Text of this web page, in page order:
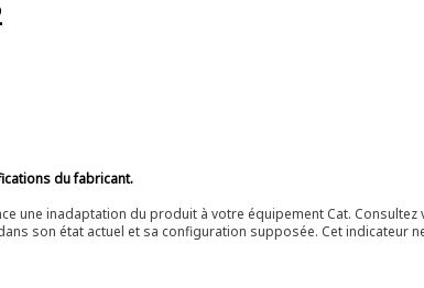
du fabricant.
une inadaptation du produit à votre équipement Cat. Consultez
son état actuel et sa configuration supposée. Cet indicateur